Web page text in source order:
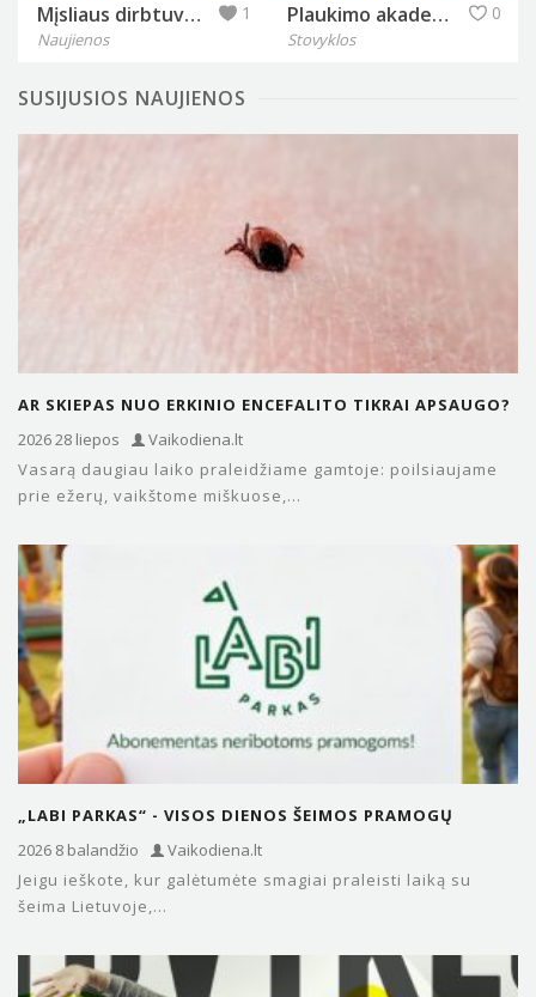
Mįsliaus dirbtuvės
Naujienos
1 Plaukimo akademija Banga
Stovyklos
0
SUSIJUSIOS NAUJIENOS
AR SKIEPAS NUO ERKINIO ENCEFALITO TIKRAI APSAUGO?
GYDYTOJA PAAIŠKINO, KĄ…
2026 28 liepos
Vaikodiena.lt
Vasarą daugiau laiko praleidžiame gamtoje: poilsiaujame
prie ežerų, vaikštome miškuose,...
„LABI PARKAS“ - VISOS DIENOS ŠEIMOS PRAMOGŲ
PARKAS ANYKŠČIUOSE
2026 8 balandžio
Vaikodiena.lt
Jeigu ieškote, kur galėtumėte smagiai praleisti laiką su
šeima Lietuvoje,...